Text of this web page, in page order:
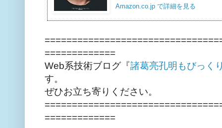
Amazon.co.jp で詳細を見る
=============
Web系技術ブログ『諸葛亮孔明もびっく
す。
ぜひお立ち寄りください。
=============